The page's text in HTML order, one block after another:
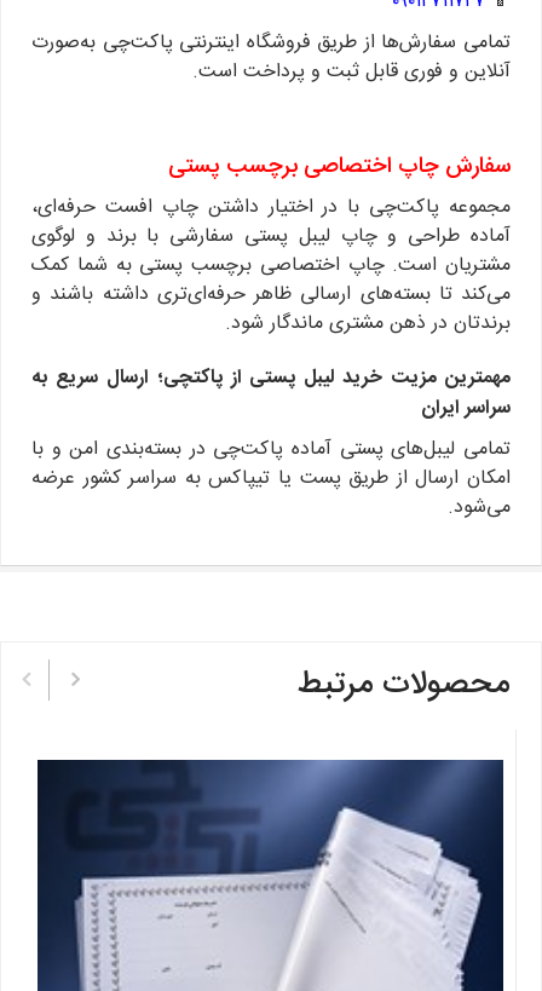
تمامی سفارش‌ها از طریق فروشگاه اینترنتی پاکت‌چی به‌صورت
آنلاین و فوری قابل ثبت و پرداخت است.
سفارش چاپ اختصاصی برچسب پستی
مجموعه پاکت‌چی با در اختیار داشتن چاپ افست حرفه‌ای،
آماده طراحی و چاپ لیبل پستی سفارشی با برند و لوگوی
مشتریان است.چاپ اختصاصی برچسب پستی به شما کمک
می‌کند تا بسته‌های ارسالی ظاهر حرفه‌ای‌تری داشته باشند و
برندتان در ذهن مشتری ماندگار شود.
مهمترین مزیت خرید لیبل پستی از پاکتچی؛ ارسال سریع به
سراسر ایران
تمامی لیبل‌های پستی آماده پاکت‌چی در بسته‌بندی امن و با
امکان ارسال از طریق پست یا تیپاکس به سراسر کشور عرضه
می‌شود.
محصولات مرتبط